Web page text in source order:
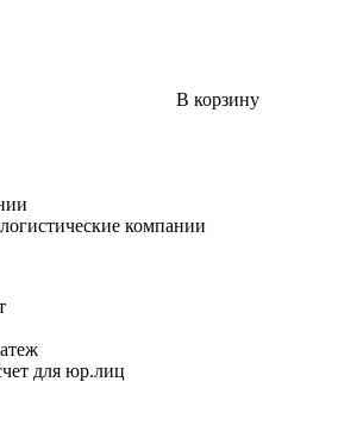
В корзину
компании
для юр.лиц